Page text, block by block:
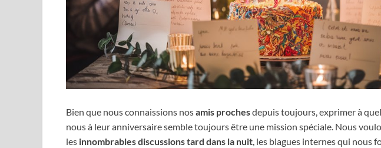
Bien que nous connaissions nosamis prochesdepuis toujours, exprimer à
nous à leur anniversaire semble toujours être une mission spéciale. Nous
les innombrables discussions tard dans la nuit, les blagues internes qui nous